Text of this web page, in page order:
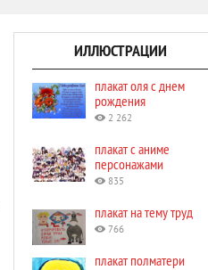
ИЛЛЮСТРАЦИИ
плакат оля с днем
рождения
2 262
плакат с аниме
персонажами
835
плакат на тему труд
766
плакат полматери